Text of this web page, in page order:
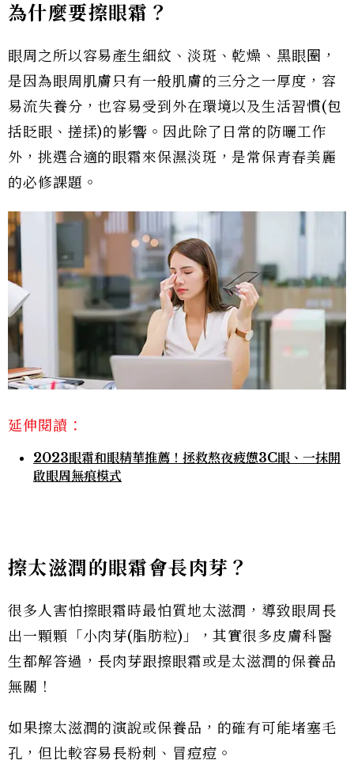
為什麼要擦眼霜？
眼周之所以容易產生細紋、淡斑、乾燥、黑眼圈，
是因為眼周肌膚只有一般肌膚的三分之一厚度，容
易流失養分，也容易受到外在環境以及生活習慣(包
括眨眼、搓揉)的影響。因此除了日常的防曬工作
外，挑選合適的眼霜來保濕淡斑，是常保青春美麗
的必修課題。
延伸閱讀：
2023眼霜和眼精華推薦！拯救熬夜疲憊3C眼、一抹開
啟眼周無痕模式
擦太滋潤的眼霜會長肉芽？
很多人害怕擦眼霜時最怕質地太滋潤，導致眼周長
出一顆顆「小肉芽(脂肪粒)」，其實很多皮膚科醫
生都解答過，長肉芽跟擦眼霜或是太滋潤的保養品
無關！
如果擦太滋潤的演說或保養品，的確有可能堵塞毛
孔，但比較容易長粉刺、冒痘痘。